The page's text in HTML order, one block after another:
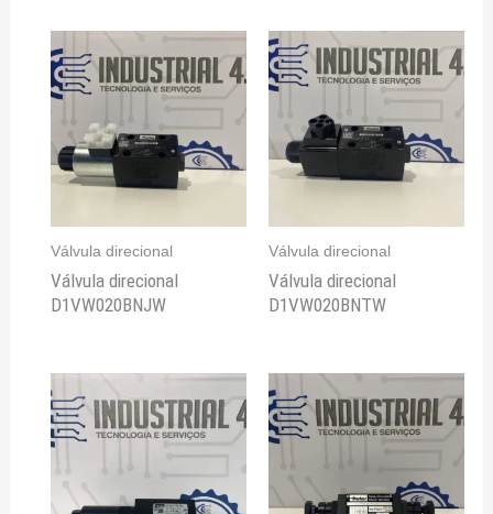
Válvula direcional
Válvula direcional
D1VW020BNJW
Válvula direcional
Válvula direcional
D1VW020BNTW